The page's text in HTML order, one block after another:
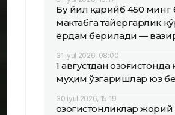
Бу йил қарийб 450 минг
мактабга тайёргарлик
ёрдам берилади —
31 iyul 2026, 08:00
1 августдан
муҳим ўзгаришлар юз
30 iyul 2026, 15:19
Қозоғистонликлар